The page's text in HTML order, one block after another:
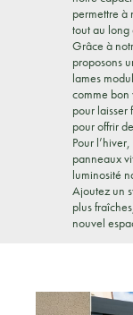
permettre à
tout au long
Grâce à
proposons
lames
comme bon
pour laisser
pour offrir
Pour
panneaux
luminosité
Ajoutez un
plus
nouvel